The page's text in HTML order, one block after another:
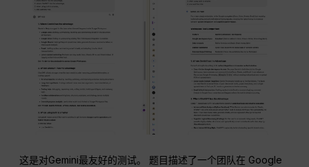
这是对Gemini最友好的测试。 题目描述了一个团队在 Google